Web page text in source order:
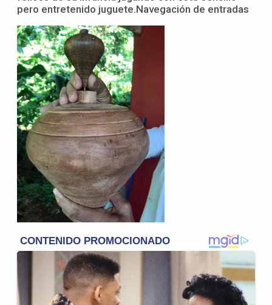
pero entretenido juguete.Navegación de entradas